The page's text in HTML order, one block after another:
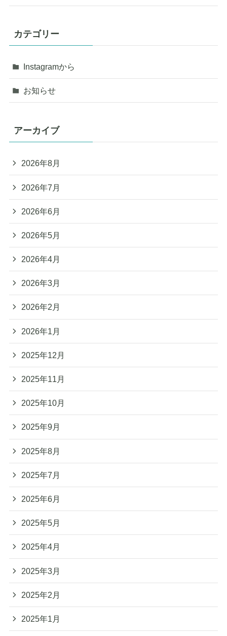
カテゴリー
Instagramから
お知らせ
アーカイブ
2026年8月
2026年7月
2026年6月
2026年5月
2026年4月
2026年3月
2026年2月
2026年1月
2025年12月
2025年11月
2025年10月
2025年9月
2025年8月
2025年7月
2025年6月
2025年5月
2025年4月
2025年3月
2025年2月
2025年1月